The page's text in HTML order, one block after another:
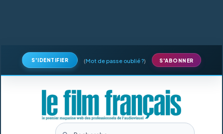
S'IDENTIFIER (Mot de passe oublié ?) S'ABONNER